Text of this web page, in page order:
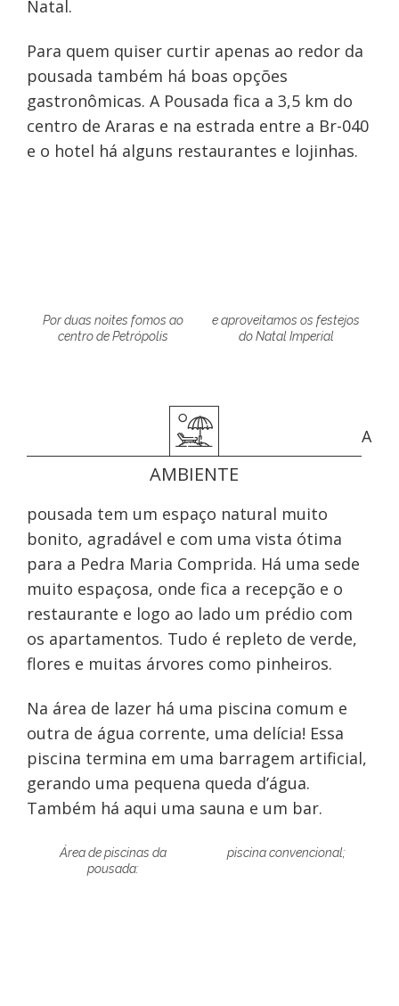
Natal.
Para quem quiser curtir apenas ao redor da
pousada também há boas opções
gastronômicas. A Pousada fica a 3,5 km do
centro de Araras e na estrada entre a Br-040
e o hotel há alguns restaurantes e lojinhas.
Por duas noites fomos ao
centro de Petrópolis
e aproveitamos os festejos
do Natal Imperial
AMBIENTE
A
pousada tem um espaço natural muito
bonito, agradável e com uma vista ótima
para a Pedra Maria Comprida. Há uma sede
muito espaçosa, onde fica a recepção e o
restaurante e logo ao lado um prédio com
os apartamentos. Tudo é repleto de verde,
flores e muitas árvores como pinheiros.
Na área de lazer há uma piscina comum e
outra de água corrente, uma delícia! Essa
piscina termina em uma barragem artificial,
gerando uma pequena queda d’água.
Também há aqui uma sauna e um bar.
Área de piscinas da
pousada:
piscina convencional;